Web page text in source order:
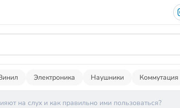
Электроника Наушники Коммутация
на слух и как правильно ими пользоваться?